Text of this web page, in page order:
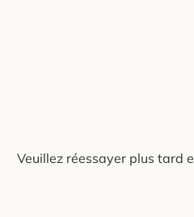
Veuillez réessayer plus tard